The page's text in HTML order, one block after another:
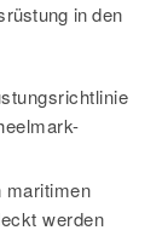
in den
maritimen
werden